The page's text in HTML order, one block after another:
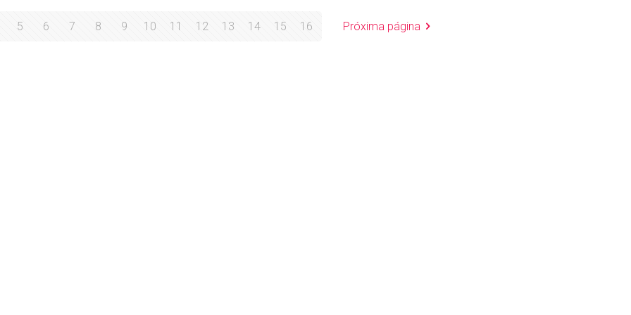
5 6 7 8 9 10 11 12 13 14 15 16 Próxima página